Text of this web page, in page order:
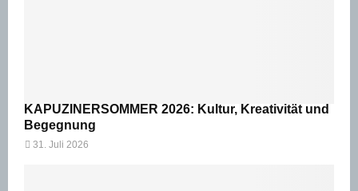
KAPUZINERSOMMER 2026: Kultur, Kreativität und
Begegnung
31. Juli 2026